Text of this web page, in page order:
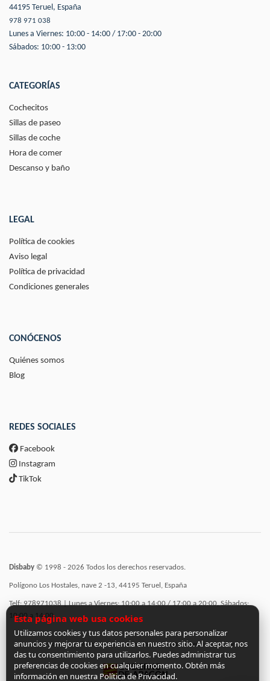
44195 Teruel, España
978 971 038
Lunes a Viernes: 10:00 - 14:00 / 17:00 - 20:00
Sábados: 10:00 - 13:00
CATEGORÍAS
Cochecitos
Sillas de paseo
Sillas de coche
Hora de comer
Descanso y baño
LEGAL
Política de cookies
Aviso legal
Política de privacidad
Condiciones generales
CONÓCENOS
Quiénes somos
Blog
REDES SOCIALES
Facebook
Instagram
TikTok
Disbaby © 1998 - 2026 Todos los derechos reservados.
Polígono Los Hostales, nave 2 -13, 44195 Teruel, España
Telf: 978971038 | Lunes a Viernes: 10:00 a 14:00 / 17:00 a 20:00, Sábados:
10:00 a 14:00
Incorporación de funcionalidades semánticas a la web subvencionadas por:
Esta página web usa cookies
Utilizamos cookies y tus datos personales para personalizar
anuncios y mejorar tu experiencia en nuestro sitio. Al aceptar, nos
das tu consentimiento para utilizarlos. Puedes administrar tus
preferencias de cookies en cualquier momento. Obtén más
información en nuestra Política de Privacidad.